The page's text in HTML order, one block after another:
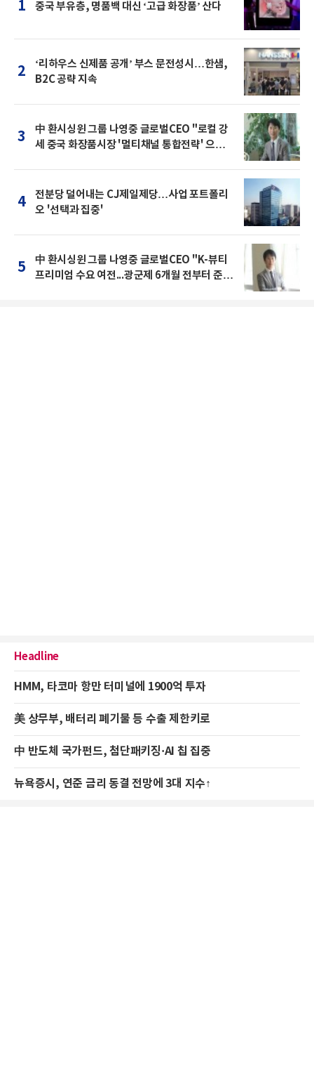
1 중국 부유층, 명품백 대신 ‘고급 화장품’ 산다
2
‘리하우스 신제품 공개’ 부스 문전성시…한샘,
B2C 공략 지속
3
中 환시싱윈 그룹 나영중 글로벌CEO "로컬 강
세 중국 화장품시장 '멀티채널 통합전략' 으로
4
전분당 덜어내는 CJ제일제당…사업 포트폴리
오 '선택과 집중'
5
中 환시싱윈 그룹 나영중 글로벌CEO "K-뷰티
프리미엄 수요 여전...광군제 6개월 전부터 준비
Headline
HMM, 타코마 항만 터미널에 1900억 투자
美 상무부, 배터리 폐기물 등 수출 제한키로
中 반도체 국가펀드, 첨단패키징·AI 칩 집중
뉴욕증시, 연준 금리 동결 전망에 3대 지수↑